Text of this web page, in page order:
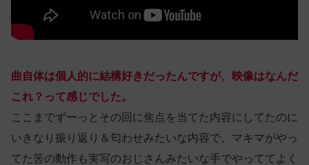
曲自体は個人的に結構好きだったんですが、映像はなんだ
これ？って感じでした。
ここまでずーっとその回に焦点を当てた内容にしてたのに
いきなり振り返り＆匂わせみたいな内容で、マキマがやっ
てた筈の動作も実写のおじさんみたいな手でやっててよく